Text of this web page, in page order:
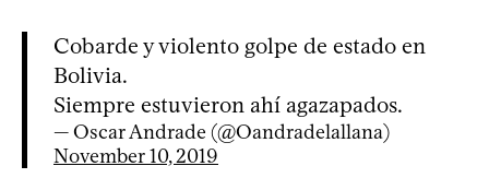
Cobarde y violento golpe de estado en
Bolivia.
Siempre estuvieron ahí agazapados.
— Oscar Andrade (@Oandradelallana)
November 10, 2019